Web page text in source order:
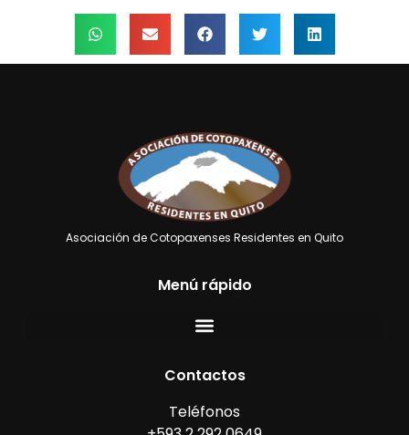
Asociación de Cotopaxenses Residentes en Quito
Menú rápido
Contactos
Teléfonos